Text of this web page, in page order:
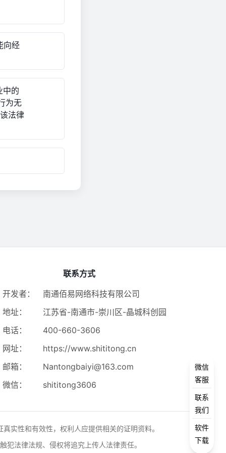
向经
中的
为无
法律
联系方式
开发者：
南通佰易网络科技有限公司
地址：
江苏省-南通市-崇川区-晶城科创园
电话：
400-660-3606
网址：
https://www.shititong.cn
邮箱：
Nantongbaiyi@163.com
微信：
shititong3606
实性和有效性，权利人应提供相关的证明资料。
法律法规、侵权将追究上传人法律责任。
微信
客服
联系
我们
软件
下载